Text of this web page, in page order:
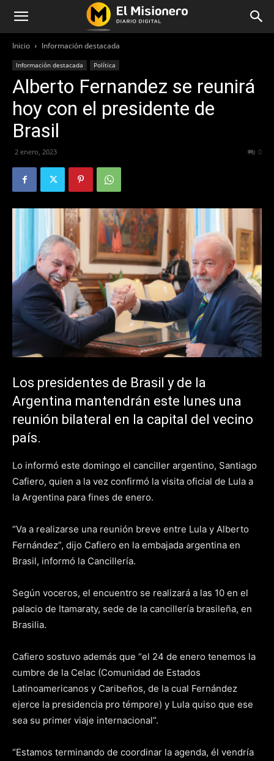
Inicio Información destacada
Información destacada Política
Alberto Fernandez se reunirá
hoy con el presidente de
Brasil
2 enero, 2023 0
Los presidentes de Brasil y de la
Argentina mantendrán este lunes una
reunión bilateral en la capital del vecino
país.
Lo informó este domingo el canciller argentino, Santiago
Cafiero, quien a la vez confirmó la visita oficial de Lula a
la Argentina para fines de enero.
“Va a realizarse una reunión breve entre Lula y Alberto
Fernández”, dijo Cafiero en la embajada argentina en
Brasil, informó la Cancillería.
Según voceros, el encuentro se realizará a las 10 en el
palacio de Itamaraty, sede de la cancillería brasileña, en
Brasilia.
Cafiero sostuvo además que “el 24 de enero tenemos la
cumbre de la Celac (Comunidad de Estados
Latinoamericanos y Caribeños, de la cual Fernández
ejerce la presidencia pro témpore) y Lula quiso que ese
sea su primer viaje internacional”.
“Estamos terminando de coordinar la agenda, él vendría